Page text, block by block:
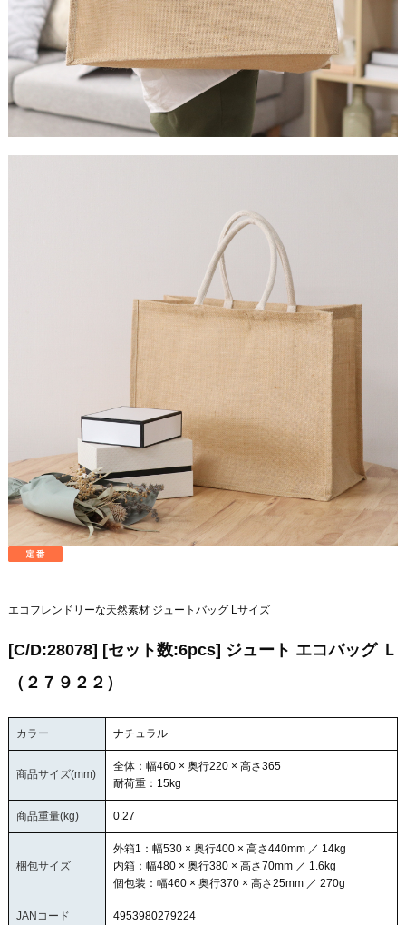
エコフレンドリーな天然素材 ジュートバッグ Lサイズ
[C/D:28078] [セット数:6pcs] ジュート エコバッグ Ｌ
（２７９２２）
カラー ナチュラル
商品サイズ(mm)
全体：幅460 × 奥行220 × 高さ365
耐荷重：15kg
商品重量(kg) 0.27
梱包サイズ
外箱1：幅530 × 奥行400 × 高さ440mm ／ 14kg
内箱：幅480 × 奥行380 × 高さ70mm ／ 1.6kg
個包装：幅460 × 奥行370 × 高さ25mm ／ 270g
JANコード 4953980279224